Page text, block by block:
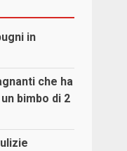
in
che ha
bimbo di 2